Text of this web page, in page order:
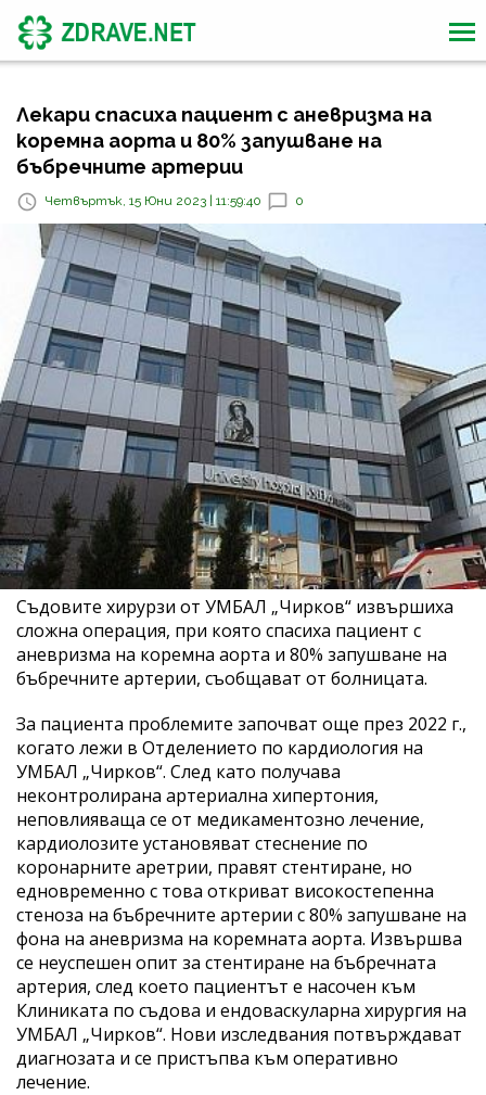
Лекари спасиха пациент с аневризма на
коремна аорта и 80% запушване на
бъбречните артерии
Четвъртък, 15 Юни 2023 | 11:59:40 0
Съдовите хирурзи от УМБАЛ „Чирков“ извършиха
сложна операция, при която спасиха пациент с
аневризма на коремна аорта и 80% запушване на
бъбречните артерии, съобщават от болницата.
За пациента проблемите започват още през 2022 г.,
когато лежи в Отделението по кардиология на
УМБАЛ „Чирков“. След като получава
неконтролирана артериална хипертония,
неповлияваща се от медикаментозно лечение,
кардиолозите установяват стеснение по
коронарните аретрии, правят стентиране, но
едновременно с това откриват високостепенна
стеноза на бъбречните артерии с 80% запушване на
фона на аневризма на коремната аорта. Извършва
се неуспешен опит за стентиране на бъбречната
артерия, след което пациентът е насочен към
Клиниката по съдова и ендоваскуларна хирургия на
УМБАЛ „Чирков“. Нови изследвания потвърждават
диагнозата и се пристъпва към оперативно
лечение.